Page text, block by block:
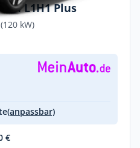
L1H1 Plus
kW)
(anpassbar)
€